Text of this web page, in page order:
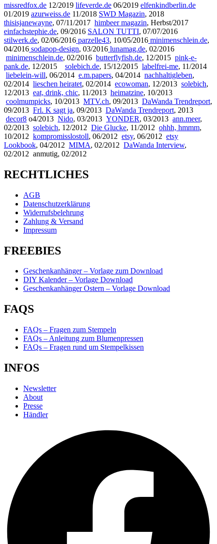
missredfox.de 12/2019 lifeverde.de 06/2019 elfenkindberlin.de
01/2019 azurweiss.de 11/2018 SWD Magazin, 2018
thisisjanewayne, 07/11/2017 himbeer magazin, Herbst/2017
einfachstephie.de, 09/2016 SALON TUTTI, 07/07/2016
stilwerk.de, 02/06/2016 parzelle43, 10/05/2016 minimenschlein.de,
04/2016 sodapop-design, 03/2016 lunamag.de, 02/2016
minimenschlein.de, 02/2016 butterflyfish.de, 12/2015 pink-e-
pank.de, 12/2015 solebich.de, 15/12/2015 labelfrei-me, 11/2014
liebelein-will, 06/2014 e.m.papers, 04/2014 nachhaltigleben,
02/2014 lieschen heiratet, 02/2014 ecowoman, 12/2013 solebich,
12/2013 eat, drink, chic, 11/2013 heimatzine, 10/2013
coolmumpicks, 10/2013 MTV.ch, 09/2013 DaWanda Trendreport,
09/2013 Frl. K sagt ja, 09/2013 DaWanda Trendreport, 2013
decor8 o4/2013 Nido, 03/2013 YONDER, 03/2013 ann.meer,
02/2013 solebich, 12/2012 Die Glucke, 11/2012 ohhh, hmmm,
10/2012 kompromisslostoll, 06/2012 etsy, 06/2012 etsy
Lookbook, 04/2012 MIMA, 02/2012 DaWanda Interview,
02/2012 anmutig, 02/2012
RECHTLICHES
AGB
Datenschutzerklärung
Widerrufsbelehrung
Zahlung & Versand
Impressum
FREEBIES
Geschenkanhänger – Vorlage zum Download
DIY Kalender – Vorlage Download
Geschenkanhänger Ostern – Vorlage Download
FAQS
FAQs – Fragen zum Stempeln
FAQs – Anleitung zum Blumenpressen
FAQs – Fragen rund um Stempelkissen
INFOS
Newsletter
About
Presse
Händler